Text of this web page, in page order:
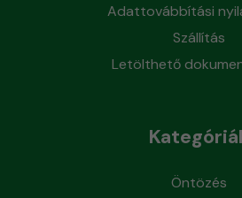
Adattovábbítási
Szállítás
Letölthető
Öntözés